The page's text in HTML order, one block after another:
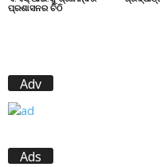
ପ୍ରଶାସନର ଚିଠି
Adv
Ads